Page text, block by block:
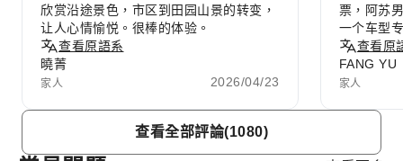
欣赏沿途景色，市区到田园山景的转变，
让人心情愉悦。很棒的体验。
查看原語系
曉菁
家人 2026/04/23
票，阿苏
一个车型
爱，有一
查看原
FANG YU
家人
Item
查看全部評論(1080)